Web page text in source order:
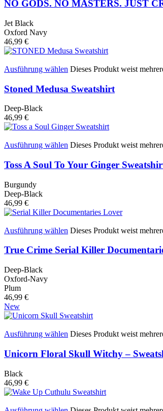
NO GODS. NO MASTERS. JUST
Jet Black
Oxford Navy
46,99 €
Ausführung wählen Dieses Produkt weist
Stoned Medusa Sweatshirt
Deep-Black
46,99 €
Ausführung wählen Dieses Produkt weist
Toss A Soul To Your Ginger
Burgundy
Deep-Black
46,99 €
Ausführung wählen Dieses Produkt weist
True Crime Serial Killer
Deep-Black
Oxford-Navy
Plum
46,99 €
New
Ausführung wählen Dieses Produkt weist
Unicorn Floral Skull Witchy –
Black
46,99 €